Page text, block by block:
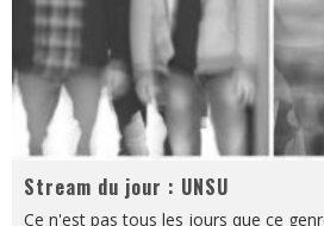
Stream du jour : UNSU
Ce n'est pas tous les jours que ce